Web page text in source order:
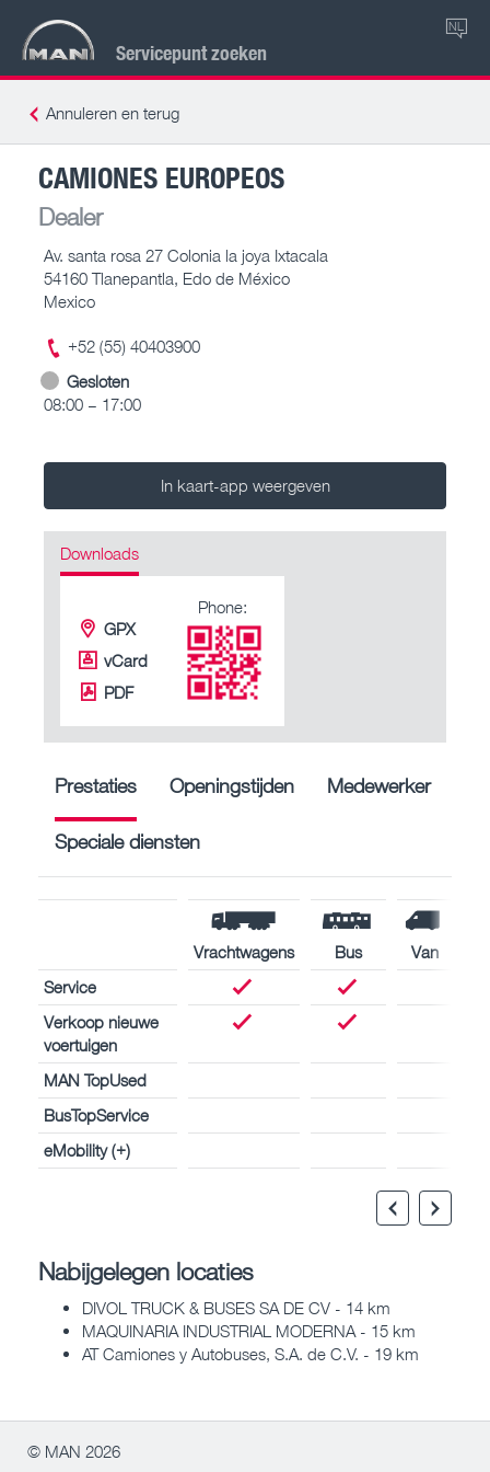
Servicepunt zoeken
NL
Annuleren en terug
CAMIONES EUROPEOS
Dealer
Av. santa rosa 27 Colonia la joya Ixtacala
54160 Tlanepantla, Edo de México
Mexico
+52 (55) 40403900
Gesloten
08:00 – 17:00
In kaart-app weergeven
Downloads
GPX
vCard
PDF
Phone:
Prestaties Openingstijden Medewerker
Speciale diensten
Vrachtwagens Bus
Van
Service
Verkoop nieuwe
voertuigen
MAN TopUsed
BusTopService
eMobility (+)
Nabijgelegen locaties
DIVOL TRUCK & BUSES SA DE CV - 14 km
MAQUINARIA INDUSTRIAL MODERNA - 15 km
AT Camiones y Autobuses, S.A. de C.V. - 19 km
© MAN 2026